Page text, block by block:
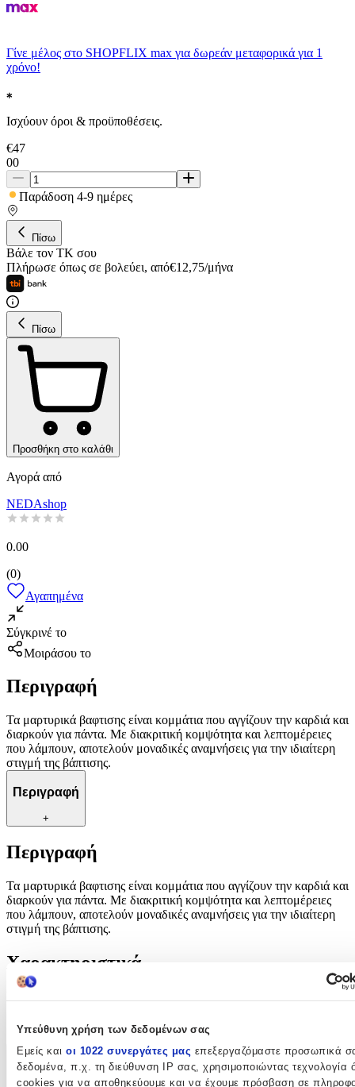
Υπεύθυνη χρήση των δεδομένων σας
Εμείς και οι 1022 συνεργάτες μας επεξεργαζόμαστε προσωπικά
δεδομένα, π.χ. τη διεύθυνση IP σας, χρησιμοποιώντας τεχνολογία
cookies για να αποθηκεύουμε και να έχουμε πρόσβαση σε
Γίνε μέλος στο SHOPFLIX max για δωρεάν μεταφορικά για 1
χρόνο!
Ισχύουν όροι & προϋποθέσεις.
€47
00
Παράδοση 4-9 ημέρες
Πίσω
Βάλε τον ΤΚ σου
Πλήρωσε όπως σε βολεύει, από€12,75/μήνα
Πίσω
Προσθήκη στο καλάθι
Αγορά από
NEDAshop
0.00
(0)
Αγαπημένα
Σύγκρινέ το
Μοιράσου το
Περιγραφή
Τα μαρτυρικά βαφτισης είναι κομμάτια που αγγίζουν την καρδιά και
διαρκούν για πάντα. Με διακριτική κομψότητα και λεπτομέρειες
που λάμπουν, αποτελούν μοναδικές αναμνήσεις για την ιδιαίτερη
στιγμή της βάπτισης.
Περιγραφή
+
Περιγραφή
Τα μαρτυρικά βαφτισης είναι κομμάτια που αγγίζουν την καρδιά και
διαρκούν για πάντα. Με διακριτική κομψότητα και λεπτομέρειες
που λάμπουν, αποτελούν μοναδικές αναμνήσεις για την ιδιαίτερη
στιγμή της βάπτισης.
Χαρακτηριστικά
OEM
Χαρακτηριστικά